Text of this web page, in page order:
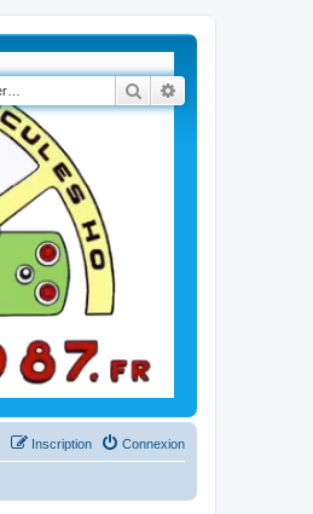
Rechercher
Connexion
Inscription